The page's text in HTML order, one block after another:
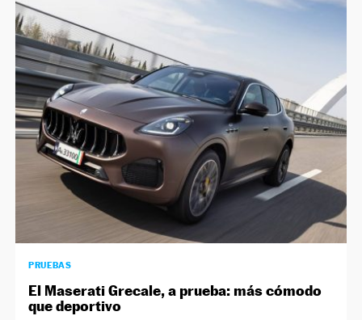
PRUEBAS
El Maserati Grecale, a prueba: más cómodo
que deportivo